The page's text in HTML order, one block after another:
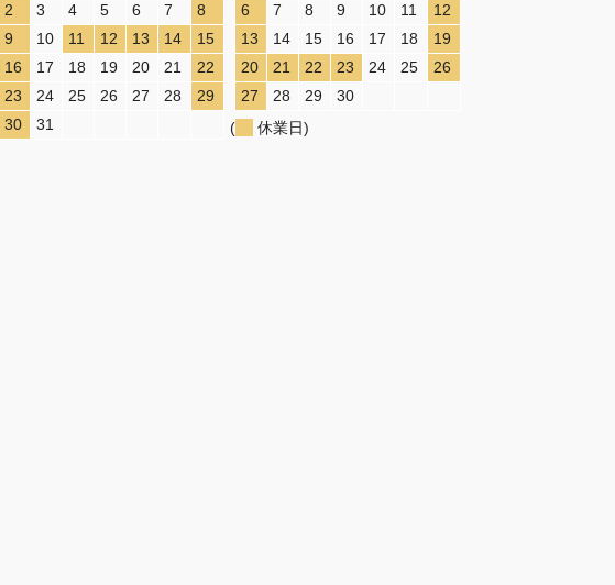
2
3 4 5 6 7
8
9
10 11 12 13 14
15
16
17 18 19 20 21
22
23
24 25 26 27 28
29
30
31
6
7 8 9 10 11
12
13
14 15 16 17 18
19
20
21 22 23 24 25
26
27
28 29
30
(
休業日)